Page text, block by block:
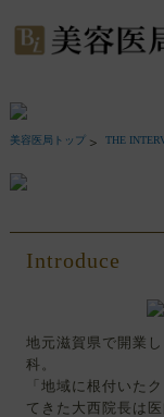
大
科
形
外
美容医局トップ THE
Introduce
地元滋賀県で開業
科。
「地域に根付いた
てきた大西院長は